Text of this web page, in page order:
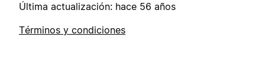
Última actualización: hace 56 años
Términos y condiciones